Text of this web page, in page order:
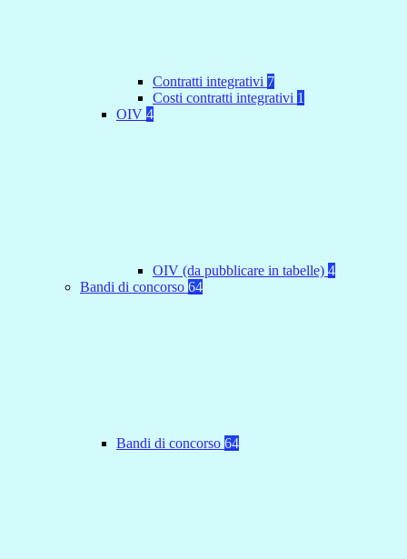
Contratti integrativi 7
Costi contratti integrativi 1
OIV 4
OIV (da pubblicare in tabelle) 4
Bandi di concorso 64
Bandi di concorso 64